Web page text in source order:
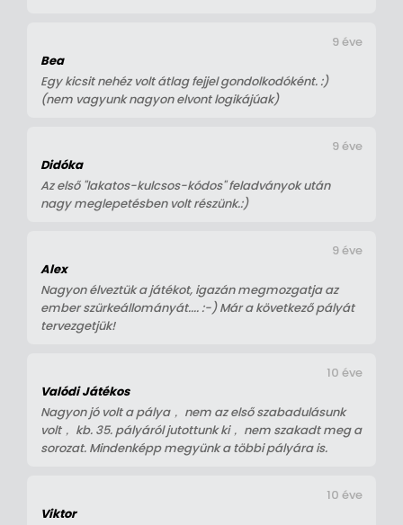
Bea
Egy kicsit nehéz volt átlag fejjel gondolkodóként. :)
(nem vagyunk nagyon elvont logikájúak)
9 éve
Didóka
Az első "lakatos-kulcsos-kódos" feladványok után
nagy meglepetésben volt részünk.:)
9 éve
Alex
Nagyon élveztük a játékot, igazán megmozgatja az
ember szürkeállományát.... :-) Már a következő pályát
tervezgetjük!
9 éve
Valódi Játékos
Nagyon jó volt a pálya， nem az első szabadulásunk
volt， kb. 35. pályáról jutottunk ki， nem szakadt meg a
sorozat. Mindenképp megyünk a többi pályára is.
10 éve
Viktor
10 éve